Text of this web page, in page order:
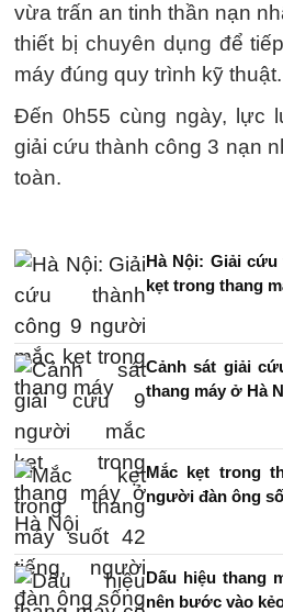
vừa trấn an tinh thần nạn
thiết bị chuyên dụng để
máy đúng quy trình kỹ thuật.
Đến 0h55 cùng ngày, lực
giải cứu thành công 3 nạn
toàn.
Hà Nội: Giải
kẹt trong thang
Cảnh sát giải
thang máy ở Hà
Mắc kẹt trong
người đàn ông
Dấu hiệu thang
nên bước vào